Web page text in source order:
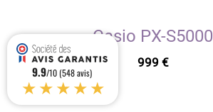
Casio PX-S5000
999 €
9.9/10 (548 avis)
★★★★★